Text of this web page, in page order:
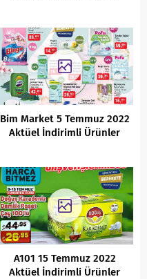
Bim Market 5 Temmuz 2022
Aktüel İndirimli Ürünler
A101 15 Temmuz 2022
Aktüel İndirimli Ürünler